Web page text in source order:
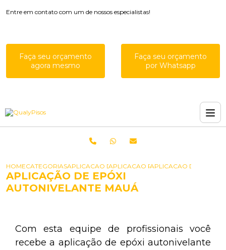
Entre em contato com um de nossos especialistas!
Faça seu orçamento
agora mesmo
Faça seu orçamento
por Whatsapp
HOMECATEGORIASAPLICACAO DE EPOXISAPLICACAO RESINA EPOXI PISO
APLICACAO DE EPOXI
APLICAÇÃO DE EPÓXI
AUTONIVELANTE MAUÁ
Com esta equipe de profissionais você
recebe a aplicação de epóxi autonivelante